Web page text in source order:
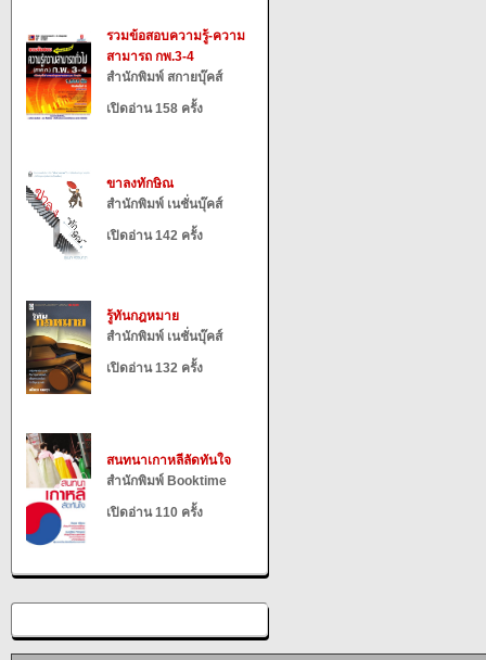
รวมข้อสอบความรู้-ความ
สามารถ กพ.3-4
สำนักพิมพ์ สกายบุ๊คส์
เปิดอ่าน 158 ครั้ง
ขาลงทักษิณ
สำนักพิมพ์ เนชั่นบุ๊คส์
เปิดอ่าน 142 ครั้ง
รู้ทันกฎหมาย
สำนักพิมพ์ เนชั่นบุ๊คส์
เปิดอ่าน 132 ครั้ง
สนทนาเกาหลีลัดทันใจ
สำนักพิมพ์ Booktime
เปิดอ่าน 110 ครั้ง